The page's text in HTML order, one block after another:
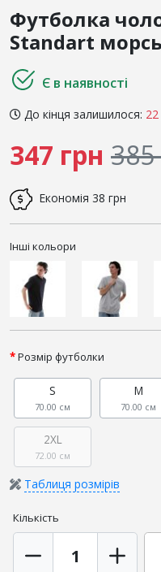
Футболка
Standart
Є в наявності
До кінця залишилося:
347 грн
Економія 38 грн
Інші кольори
Розмір футболки
S
70.00 см
M
70.00 см
2XL
72.00 см
Таблиця розмірів
Кількість